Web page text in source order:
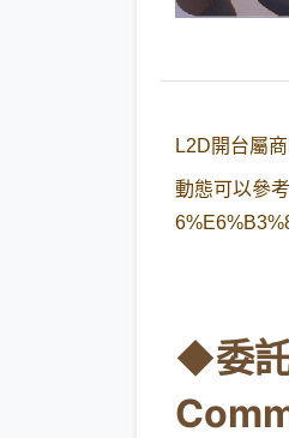
L2D開台屬
動態可以參考
◆委